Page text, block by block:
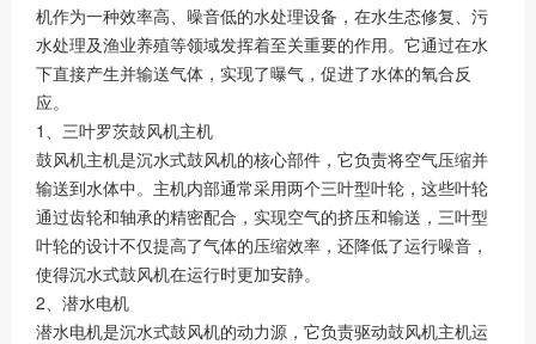
机作为一种效率高、噪音低的水处理设备，在水生态修复、污
水处理及渔业养殖等领域发挥着至关重要的作用。它通过在水
下直接产生并输送气体，实现了曝气，促进了水体的氧合反
应。
1、三叶罗茨鼓风机主机
鼓风机主机是沉水式鼓风机的核心部件，它负责将空气压缩并
输送到水体中。主机内部通常采用两个三叶型叶轮，这些叶轮
通过齿轮和轴承的精密配合，实现空气的挤压和输送，三叶型
叶轮的设计不仅提高了气体的压缩效率，还降低了运行噪音，
使得沉水式鼓风机在运行时更加安静。
2、潜水电机
潜水电机是沉水式鼓风机的动力源，它负责驱动鼓风机主机运